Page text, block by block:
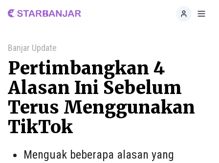
Home
Banjar Update
Pertimbangkan 4
Alasan Ini Sebelum
Terus Menggunakan
TikTok
Menguak beberapa alasan yang